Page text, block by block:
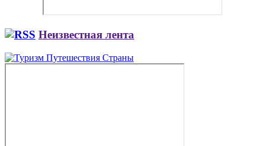
Неизвестная лента